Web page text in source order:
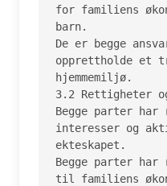
for familiens
barn.
De er begge
opprettholde et
hjemmemiljø.
3.2 Rettigheter
Begge parter
interesser og
ekteskapet.
Begge parter
til familiens